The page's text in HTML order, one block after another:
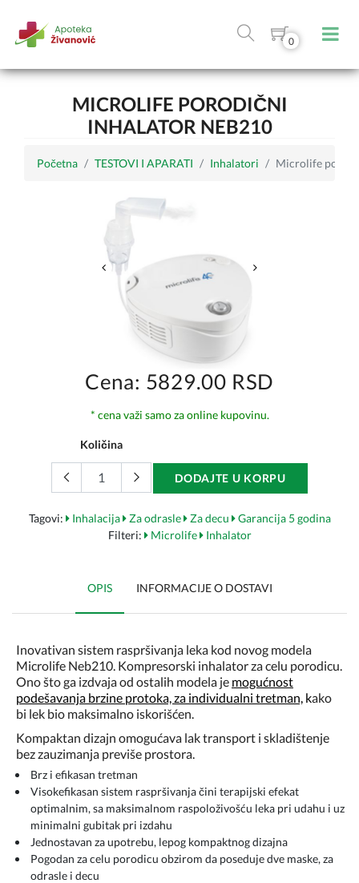
0
MICROLIFE PORODIČNI
INHALATOR NEB210
Početna TESTOVI I APARATI Inhalatori Microlife
Cena: 5829.00 RSD
* cena važi samo za online kupovinu.
Količina
DODAJTE U KORPU
Tagovi: Inhalacija Za odrasle Za decu Garancija 5 godina
Filteri: Microlife Inhalator
OPIS INFORMACIJE O DOSTAVI
Inovativan sistem raspršivanja leka kod novog modela
Microlife Neb210. Kompresorski inhalator za celu porodicu.
Ono što ga izdvaja od ostalih modela je mogućnost
podešavanja brzine protoka, za individualni tretman, kako
bi lek bio maksimalno iskorišćen.
Kompaktan dizajn omogućava lak transport i skladištenje
bez zauzimanja previše prostora.
Brz i efikasan tretman
Visokefikasan sistem raspršivanja čini terapijski efekat
optimalnim, sa maksimalnom raspoloživošću leka pri udahu i uz
minimalni gubitak pri izdahu
Jednostavan za upotrebu, lepog kompaktnog dizajna
Pogodan za celu porodicu obzirom da poseduje dve maske, za
odrasle i decu